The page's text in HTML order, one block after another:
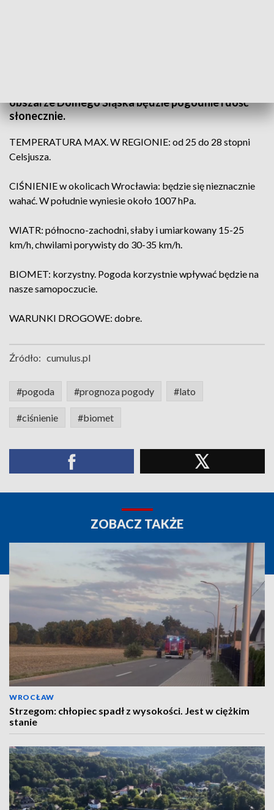
obszarze Dolnego Śląska będzie pogodnie i dość
słonecznie.
TEMPERATURA MAX. W REGIONIE: od 25 do 28 stopni
Celsjusza.
CIŚNIENIE w okolicach Wrocławia: będzie się nieznacznie
wahać. W południe wyniesie około 1007 hPa.
WIATR: północno-zachodni, słaby i umiarkowany 15-25
km/h, chwilami porywisty do 30-35 km/h.
BIOMET: korzystny. Pogoda korzystnie wpływać będzie na
nasze samopoczucie.
WARUNKI DROGOWE: dobre.
Źródło: cumulus.pl
#pogoda #prognoza pogody #lato
#ciśnienie #biomet
ZOBACZ TAKŻE
WROCŁAW
Strzegom: chłopiec spadł z wysokości. Jest w ciężkim
stanie